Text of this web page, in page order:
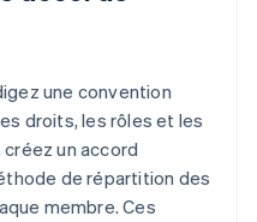
une convention
droits, les rôles et les
un accord
de répartition des
membre. Ces